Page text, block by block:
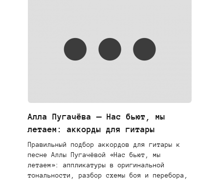
Алла Пугачёва — Нас бьют, мы
летаем: аккорды для гитары
Правильный подбор аккордов для гитары к
песне Аллы Пугачёвой «Нас бьют, мы
летаем»: аппликатуры в оригинальной
тональности, разбор схемы боя и перебора,